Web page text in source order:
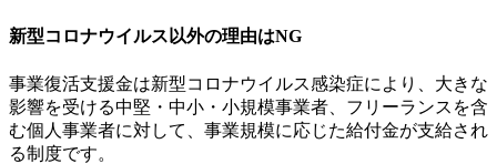
新型コロナウイルス以外の理由はNG
事業復活支援金は新型コロナウイルス感染症により、大きな
影響を受ける中堅・中小・小規模事業者、フリーランスを含
む個人事業者に対して、事業規模に応じた給付金が支給され
る制度です。